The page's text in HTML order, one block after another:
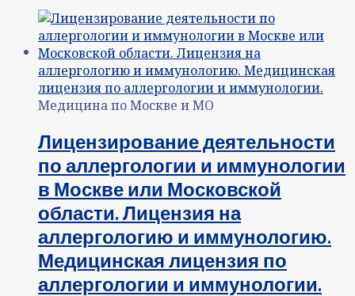
Медицина по Москве и МО
Лицензирование деятельности
по аллергологии и иммунологии
в Москве или Московской
области. Лицензия на
аллергологию и иммунологию.
Медицинская лицензия по
аллергологии и иммунологии.